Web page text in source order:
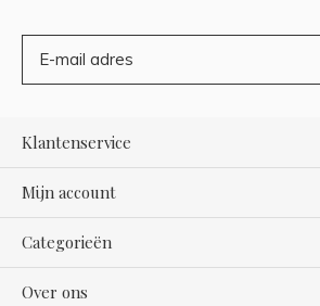
Klantenservice
Mijn account
Categorieën
Over ons